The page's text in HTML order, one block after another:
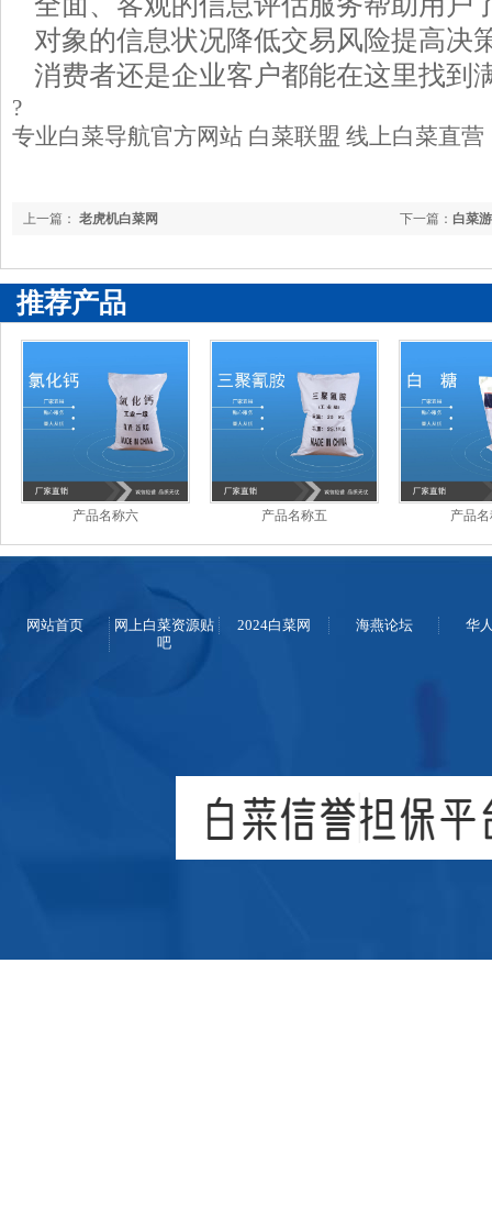
对象的信息状况降低交易风险提高决
消费者还是企业客户都能在这里找到
?
专业白菜导航官方网站 白菜联盟 线上白菜直营
下一篇： 白菜
上一篇： 老虎机白菜网
推荐产品
产品名称六 产品名称五 产品
网站首页
网上白菜资源贴
吧
2024白菜网 海燕论坛 华